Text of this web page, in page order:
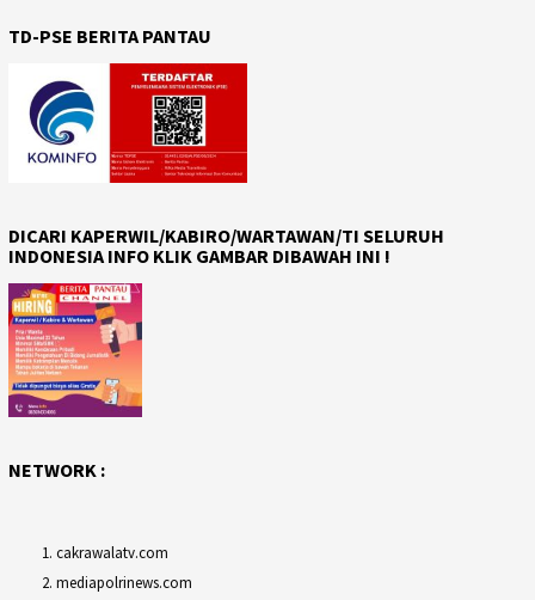
TD-PSE BERITA PANTAU
DICARI KAPERWIL/KABIRO/WARTAWAN/TI SELURUH
INDONESIA INFO KLIK GAMBAR DIBAWAH INI !
NETWORK :
cakrawalatv.com
mediapolrinews.com